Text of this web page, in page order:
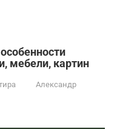
мебели, картин
Александр